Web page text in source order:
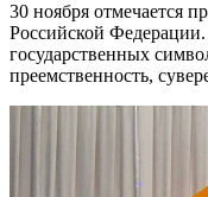
30 ноября отмечается
Российской
государственных
преемственность,